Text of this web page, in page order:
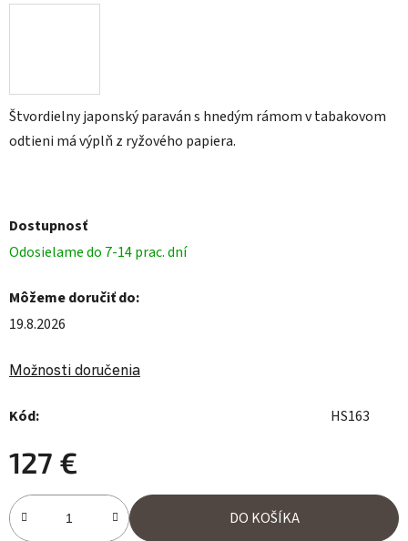
Štvordielny japonský paraván s hnedým rámom v tabakovom
odtieni má výplň z ryžového papiera.
Dostupnosť
Odosielame do 7-14 prac. dní
Môžeme doručiť do:
19.8.2026
Možnosti doručenia
Kód: HS163
127 €
Jednotková cena:
DO KOŠÍKA